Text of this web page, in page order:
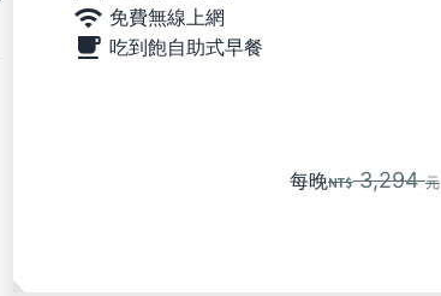
免費無線上網
吃到飽自助式早餐
每晚 3,294元